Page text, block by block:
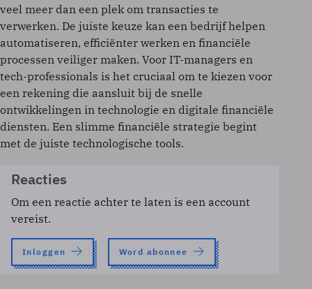
veel meer dan een plek om transacties te
verwerken. De juiste keuze kan een bedrijf helpen
automatiseren, efficiënter werken en financiële
processen veiliger maken. Voor IT-managers en
tech-professionals is het cruciaal om te kiezen voor
een rekening die aansluit bij de snelle
ontwikkelingen in technologie en digitale financiële
diensten. Een slimme financiële strategie begint
met de juiste technologische tools.
Reacties
Om een reactie achter te laten is een account
vereist.
Inloggen Word abonnee